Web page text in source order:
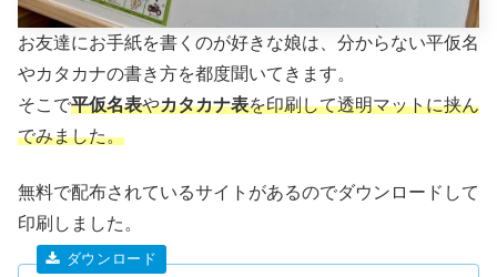
お友達にお手紙を書くのが好きな娘は、分からない平仮名
やカタカナの書き方を都度聞いてきます。
そこで平仮名表やカタカナ表を印刷して透明マットに挟ん
でみました。
無料で配布されているサイトがあるのでダウンロードして
印刷しました。